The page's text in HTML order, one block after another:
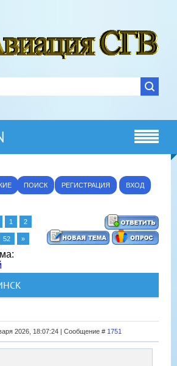
ПОИСК РЕГИСТРАЦИЯ ВХОД
1 2
52 »
2026, 18:07:24 | Сообщение # 1751